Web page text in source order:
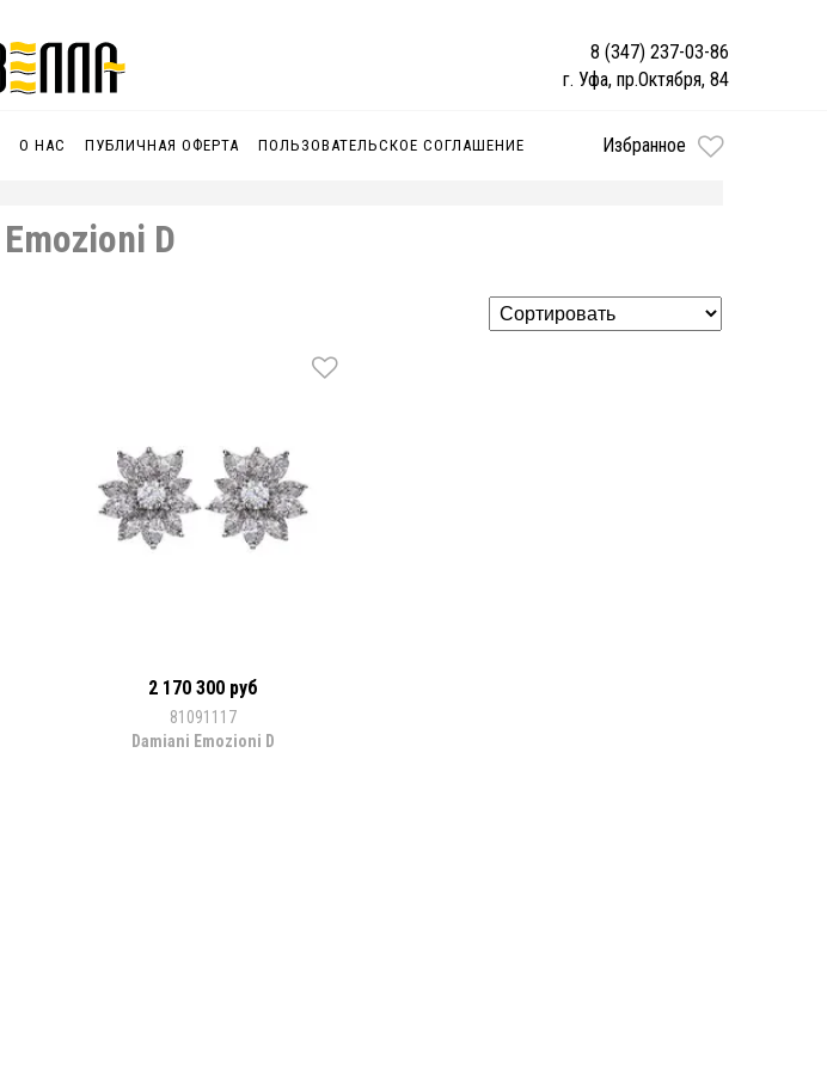
8 (347) 237-03-86
г. Уфа, пр.Октября, 84
О НАС ПУБЛИЧНАЯ ОФЕРТА ПОЛЬЗОВАТЕЛЬСКОЕ СОГЛАШЕНИЕ Избранное
D
2 170 300 руб
81091117
Damiani Emozioni D